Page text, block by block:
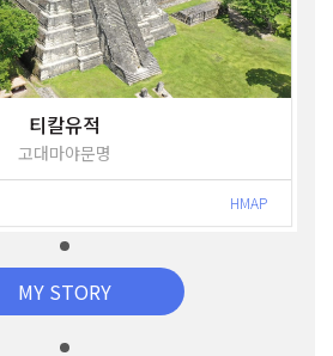
티칼유적
고대마야문명
HMAP
MY STORY